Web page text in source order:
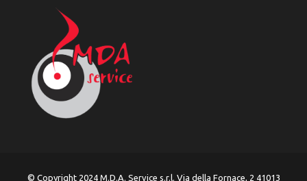
© Copyright 2024 M.D.A. Service s.r.l. Via della Fornace, 2 41013